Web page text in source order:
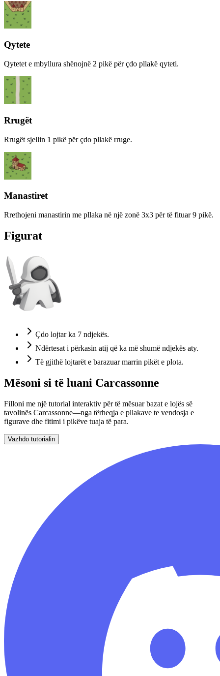
Qytete
Qytetet e mbyllura shënojnë 2 pikë për çdo pllakë qyteti.
Rrugët
Rrugët sjellin 1 pikë për çdo pllakë rruge.
Manastiret
Rrethojeni manastirin me pllaka në një zonë 3x3 për të fituar 9 pikë.
Figurat
Çdo lojtar ka 7 ndjekës.
Ndërtesat i përkasin atij që ka më shumë ndjekës aty.
Të gjithë lojtarët e barazuar marrin pikët e plota.
Mësoni si të luani Carcassonne
Filloni me një tutorial interaktiv për të mësuar bazat e lojës së
tavolinës Carcassonne—nga tërheqja e pllakave te vendosja e
figurave dhe fitimi i pikëve tuaja të para.
Vazhdo tutorialin